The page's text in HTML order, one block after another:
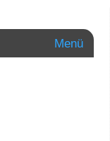
Menü